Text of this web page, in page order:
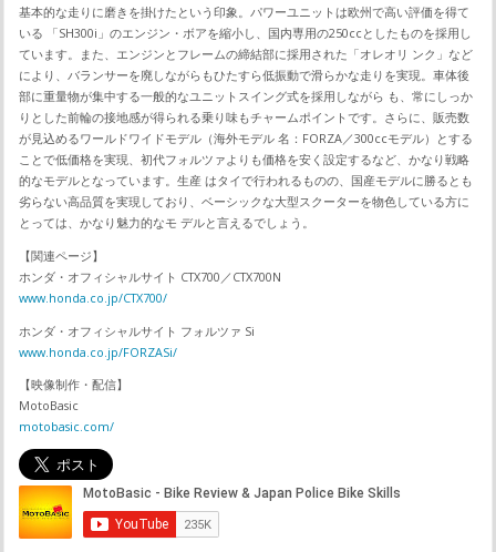
基本的な走りに磨きを掛けたという印象。パワーユニットは欧州で高い評価を得て
いる 「SH300i」のエンジン・ボアを縮小し、国内専用の250ccとしたものを採用し
ています。また、エンジンとフレームの締結部に採用された「オレオリ ンク」など
により、バランサーを廃しながらもひたすら低振動で滑らかな走りを実現。車体後
部に重量物が集中する一般的なユニットスイング式を採用しながら も、常にしっか
りとした前輪の接地感が得られる乗り味もチャームポイントです。さらに、販売数
が見込めるワールドワイドモデル（海外モデル 名：FORZA／300ccモデル）とする
ことで低価格を実現、初代フォルツァよりも価格を安く設定するなど、かなり戦略
的なモデルとなっています。生産 はタイで行われるものの、国産モデルに勝るとも
劣らない高品質を実現しており、ベーシックな大型スクーターを物色している方に
とっては、かなり魅力的なモ デルと言えるでしょう。
【関連ページ】
ホンダ・オフィシャルサイト CTX700／CTX700N
www.honda.co.jp/CTX700/
ホンダ・オフィシャルサイト フォルツァ Si
www.honda.co.jp/FORZASi/
【映像制作・配信】
MotoBasic
motobasic.com/